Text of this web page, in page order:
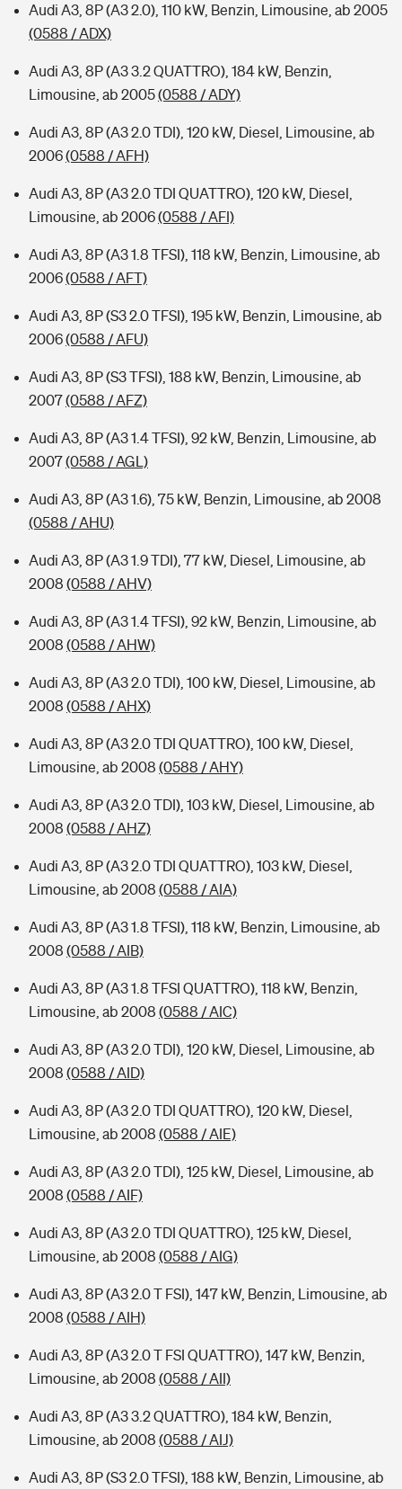
Audi A3, 8P (A3 2.0), 110 kW, Benzin, Limousine, ab 2005
(0588 / ADX)
Audi A3, 8P (A3 3.2 QUATTRO), 184 kW, Benzin,
Limousine, ab 2005(0588 / ADY)
Audi A3, 8P (A3 2.0 TDI), 120 kW, Diesel, Limousine, ab
2006(0588 / AFH)
Audi A3, 8P (A3 2.0 TDI QUATTRO), 120 kW, Diesel,
Limousine, ab 2006(0588 / AFI)
Audi A3, 8P (A3 1.8 TFSI), 118 kW, Benzin, Limousine, ab
2006(0588 / AFT)
Audi A3, 8P (S3 2.0 TFSI), 195 kW, Benzin, Limousine, ab
2006(0588 / AFU)
Audi A3, 8P (S3 TFSI), 188 kW, Benzin, Limousine, ab
2007(0588 / AFZ)
Audi A3, 8P (A3 1.4 TFSI), 92 kW, Benzin, Limousine, ab
2007(0588 / AGL)
Audi A3, 8P (A3 1.6), 75 kW, Benzin, Limousine, ab 2008
(0588 / AHU)
Audi A3, 8P (A3 1.9 TDI), 77 kW, Diesel, Limousine, ab
2008 (0588 / AHV)
Audi A3, 8P (A3 1.4 TFSI), 92 kW, Benzin, Limousine, ab
2008 (0588 / AHW)
Audi A3, 8P (A3 2.0 TDI), 100 kW, Diesel, Limousine, ab
2008 (0588 / AHX)
Audi A3, 8P (A3 2.0 TDI QUATTRO), 100 kW, Diesel,
Limousine, ab 2008 (0588 / AHY)
Audi A3, 8P (A3 2.0 TDI), 103 kW, Diesel, Limousine, ab
2008 (0588 / AHZ)
Audi A3, 8P (A3 2.0 TDI QUATTRO), 103 kW, Diesel,
Limousine, ab 2008 (0588 / AIA)
Audi A3, 8P (A3 1.8 TFSI), 118 kW, Benzin, Limousine, ab
2008 (0588 / AIB)
Audi A3, 8P (A3 1.8 TFSI QUATTRO), 118 kW, Benzin,
Limousine, ab 2008 (0588 / AIC)
Audi A3, 8P (A3 2.0 TDI), 120 kW, Diesel, Limousine, ab
2008 (0588 / AID)
Audi A3, 8P (A3 2.0 TDI QUATTRO), 120 kW, Diesel,
Limousine, ab 2008 (0588 / AIE)
Audi A3, 8P (A3 2.0 TDI), 125 kW, Diesel, Limousine, ab
2008 (0588 / AIF)
Audi A3, 8P (A3 2.0 TDI QUATTRO), 125 kW, Diesel,
Limousine, ab 2008 (0588 / AIG)
Audi A3, 8P (A3 2.0 T FSI), 147 kW, Benzin, Limousine, ab
2008 (0588 / AIH)
Audi A3, 8P (A3 2.0 T FSI QUATTRO), 147 kW, Benzin,
Limousine, ab 2008 (0588 / AII)
Audi A3, 8P (A3 3.2 QUATTRO), 184 kW, Benzin,
Limousine, ab 2008 (0588 / AIJ)
Audi A3, 8P (S3 2.0 TFSI), 188 kW, Benzin, Limousine, ab